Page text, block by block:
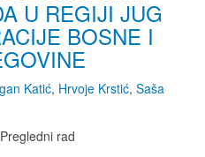
U REGIJI JUG
BOSNE I
Katić, Hrvoje Krstić, Saša
rad